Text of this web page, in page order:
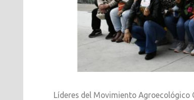
Líderes del Movimiento Agroecológico